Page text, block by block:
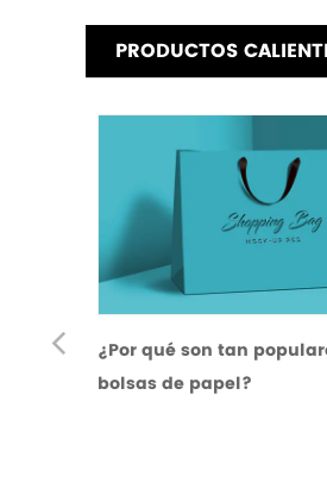
PRODUCTOS
Pr
¿Por qué son tan populares las
bolsas de papel?